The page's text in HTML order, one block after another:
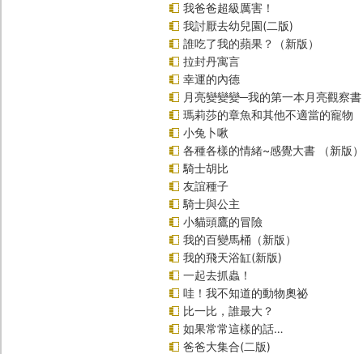
我爸爸超級厲害！
我討厭去幼兒園(二版)
誰吃了我的蘋果？（新版）
拉封丹寓言
幸運的內德
月亮變變變─我的第一本月亮觀察書
瑪莉莎的章魚和其他不適當的寵物
小兔卜啾
各種各樣的情緒~感覺大書 （新版）
騎士胡比
友誼種子
騎士與公主
小貓頭鷹的冒險
我的百變馬桶（新版）
我的飛天浴缸(新版)
一起去抓蟲！
哇！我不知道的動物奧祕
比一比，誰最大？
如果常常這樣的話…
爸爸大集合(二版)